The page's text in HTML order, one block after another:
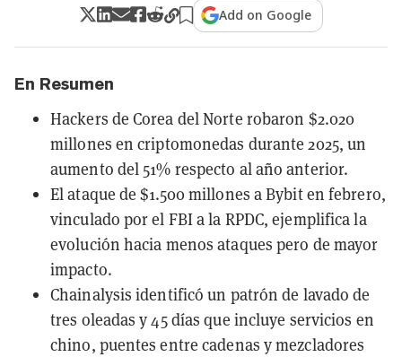
Add on Google
En Resumen
Hackers de Corea del Norte robaron $2.020
millones en criptomonedas durante 2025, un
aumento del 51% respecto al año anterior.
El ataque de $1.500 millones a Bybit en febrero,
vinculado por el FBI a la RPDC, ejemplifica la
evolución hacia menos ataques pero de mayor
impacto.
Chainalysis identificó un patrón de lavado de
tres oleadas y 45 días que incluye servicios en
chino, puentes entre cadenas y mezcladores